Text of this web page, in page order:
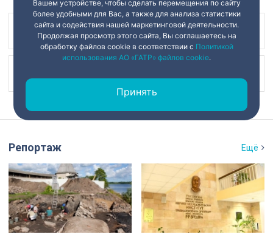
Наш канал в
Репортаж Ещё
Вашем устройстве, чтобы сделать перемещения по сайту
более удобными для Вас, а также для анализа статистики
сайта и содействия нашей маркетинговой деятельности.
Продолжая просмотр этого сайта, Вы соглашаетесь на
обработку файлов cookie в соответствии с Политикой
использования АО «ГАТР» файлов cookie.
Принять